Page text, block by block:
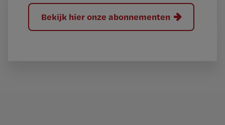
Bekijk hier onze abonnementen